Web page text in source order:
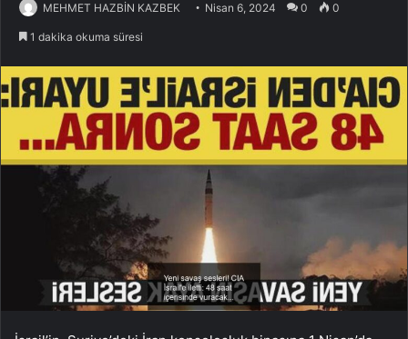
MEHMET HAZBİN KAZBEK Nisan 6, 2024 0 0
1 dakika okuma süresi